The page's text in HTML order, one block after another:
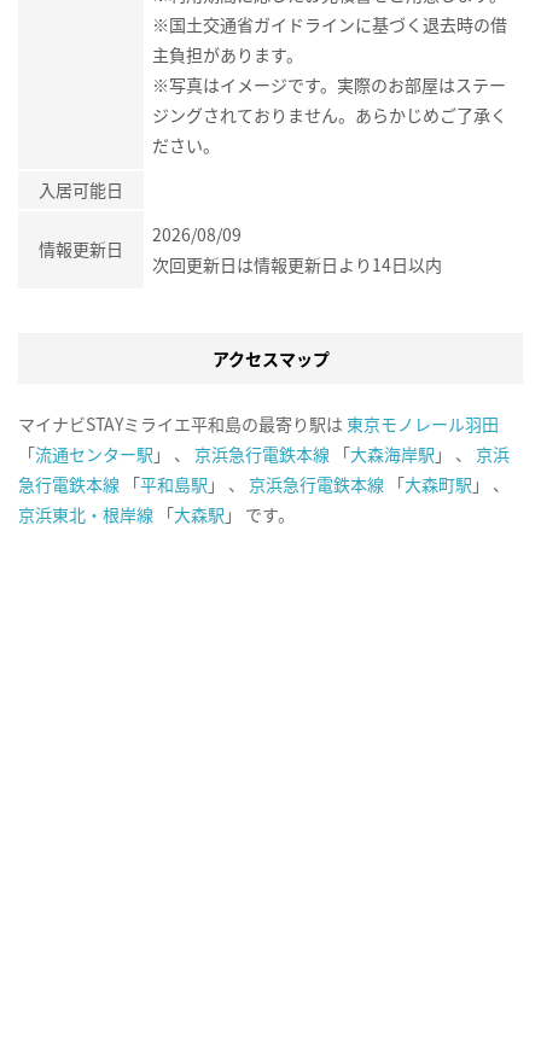
※国土交通省ガイドラインに基づく退去時の借
主負担があります。
※写真はイメージです。実際のお部屋はステー
ジングされておりません。あらかじめご了承く
ださい。
入居可能日
情報更新日
2026/08/09
次回更新日は情報更新日より14日以内
アクセスマップ
マイナビSTAYミライエ平和島の最寄り駅は 東京モノレール羽田
「流通センター駅 」 、 京浜急行電鉄本線 「大森海岸駅 」 、 京浜
急行電鉄本線 「平和島駅 」 、 京浜急行電鉄本線 「大森町駅 」 、
京浜東北・根岸線 「大森駅 」 です。